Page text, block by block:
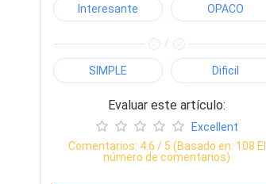
Interesante OPACO
/
SIMPLE Dificil
Evaluar este artículo:
Excellent
Comentarios: 4.6 / 5 (Basado en: 108 El
número de comentarios)